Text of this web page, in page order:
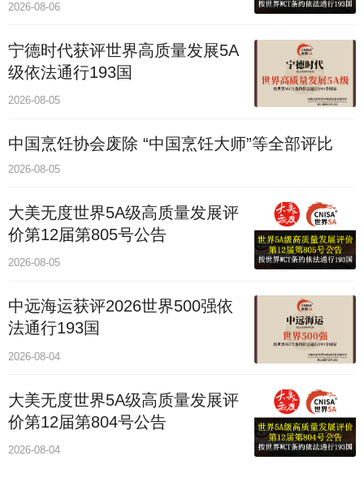
2026-08-06
宁德时代获评世界高质量发展5A
级依法通行193国
2026-08-05
中国烹饪协会废除 “中国烹饪大师”等全部评比
2026-08-05
大美无度世界5A级高质量发展评
价第12届第805号公告
2026-08-05
中远海运获评2026世界500强依
法通行193国
2026-08-04
大美无度世界5A级高质量发展评
价第12届第804号公告
2026-08-04